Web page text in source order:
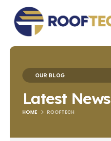
OUR BLOG
Latest News
HOME ROOFTECH